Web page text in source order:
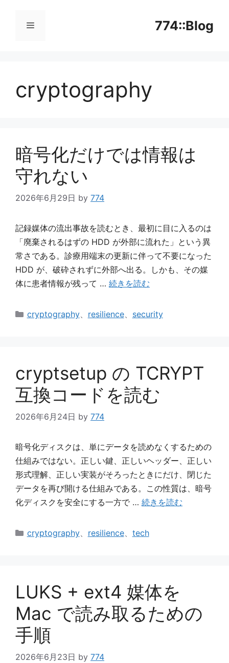
774::Blog
ニ
ー
cryptography
暗号化だけでは情報は
守れない
2026年6月29日 by 774
記録媒体の流出事故を読むとき、最初に目に入るのは
「廃棄されるはずの HDD が外部に流れた」という異
常さである。診療用端末の更新に伴って不要になった
HDD が、破砕されずに外部へ出る。しかも、その媒
体に患者情報が残って … 続きを読む
カ
cryptography、 resilience、 security
cryptsetup の TCRYPT
互換コードを読む
2026年6月24日 by 774
暗号化ディスクは、単にデータを読めなくするための
仕組みではない。正しい鍵、正しいヘッダー、正しい
形式理解、正しい実装がそろったときにだけ、閉じた
データを再び開ける仕組みである。この性質は、暗号
化ディスクを安全にする一方で … 続きを読む
カ
cryptography、 resilience、 tech
LUKS + ext4 媒体を
Mac で読み取るための
手順
2026年6月23日 by 774